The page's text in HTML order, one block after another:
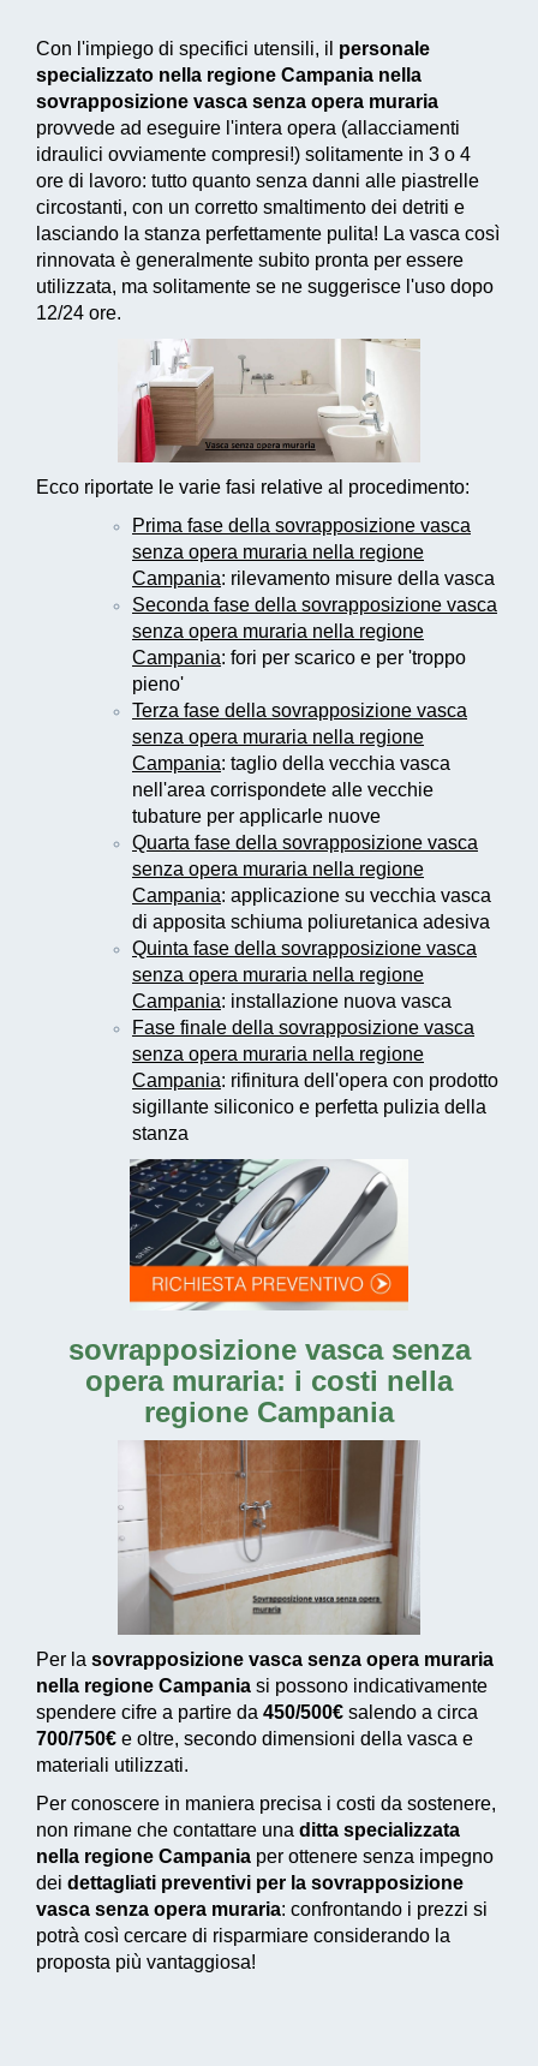
Con l'impiego di specifici utensili, il personale
specializzato nella regione Campania nella
sovrapposizione vasca senza opera muraria
provvede ad eseguire l'intera opera (allacciamenti
idraulici ovviamente compresi!) solitamente in 3 o 4
ore di lavoro: tutto quanto senza danni alle piastrelle
circostanti, con un corretto smaltimento dei detriti e
lasciando la stanza perfettamente pulita! La vasca così
rinnovata è generalmente subito pronta per essere
utilizzata, ma solitamente se ne suggerisce l'uso dopo
12/24 ore.
Ecco riportate le varie fasi relative al procedimento:
Prima fase della sovrapposizione vasca
senza opera muraria nella regione
Campania: rilevamento misure della vasca
Seconda fase della sovrapposizione vasca
senza opera muraria nella regione
Campania: fori per scarico e per 'troppo
pieno'
Terza fase della sovrapposizione vasca
senza opera muraria nella regione
Campania: taglio della vecchia vasca
nell'area corrispondete alle vecchie
tubature per applicarle nuove
Quarta fase della sovrapposizione vasca
senza opera muraria nella regione
Campania: applicazione su vecchia vasca
di apposita schiuma poliuretanica adesiva
Quinta fase della sovrapposizione vasca
senza opera muraria nella regione
Campania: installazione nuova vasca
Fase finale della sovrapposizione vasca
senza opera muraria nella regione
Campania: rifinitura dell'opera con prodotto
sigillante siliconico e perfetta pulizia della
stanza
sovrapposizione vasca senza
opera muraria: i costi nella
regione Campania
Per la sovrapposizione vasca senza opera muraria
nella regione Campania si possono indicativamente
spendere cifre a partire da 450/500€ salendo a circa
700/750€ e oltre, secondo dimensioni della vasca e
materiali utilizzati.
Per conoscere in maniera precisa i costi da sostenere,
non rimane che contattare una ditta specializzata
nella regione Campania per ottenere senza impegno
dei dettagliati preventivi per la sovrapposizione
vasca senza opera muraria: confrontando i prezzi si
potrà così cercare di risparmiare considerando la
proposta più vantaggiosa!